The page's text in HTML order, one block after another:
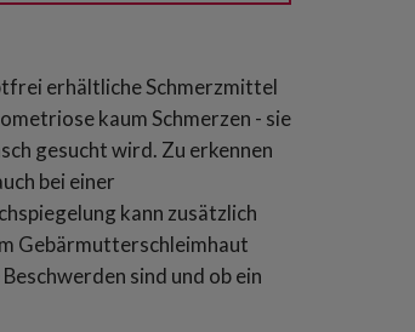
erhältliche Schmerzmittel
kaum Schmerzen - sie
gesucht wird. Zu erkennen
bei einer
kann zusätzlich
Gebärmutterschleimhaut
sind und ob ein